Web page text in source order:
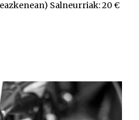
Salneurriak: 20 €